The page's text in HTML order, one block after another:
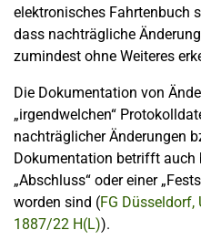
elektronisches Fahrtenbuch
dass nachträgliche
zumindest ohne Weiteres
Die Dokumentation von
„irgendwelchen“
nachträglicher Änderungen
Dokumentation betrifft auch
„Abschluss“ oder einer
worden sind (FG Düsseldorf,
1887/22 H(L)).